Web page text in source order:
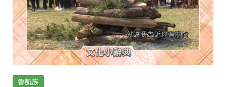
魯凱族